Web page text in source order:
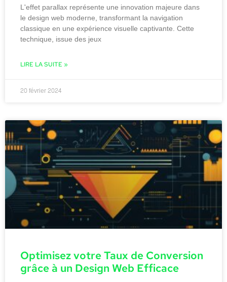
L'effet parallax représente une innovation majeure dans
le design web moderne, transformant la navigation
classique en une expérience visuelle captivante. Cette
technique, issue des jeux
LIRE LA SUITE »
20 février 2024
Optimisez votre Taux de Conversion
grâce à un Design Web Efficace